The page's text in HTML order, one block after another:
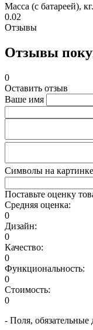
Масса (с батареей), кг.
0.02
Отзывы
Отзывы
0
Оставить отзыв
Ваше имя
Символы на картинке
Поставьте оценку
Средняя оценка:
0
Дизайн:
0
Качество:
0
Функциональность:
0
Стоимость:
0
- Поля, обязательные